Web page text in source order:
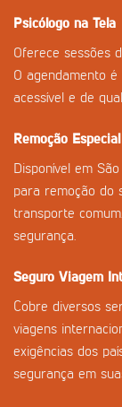
Psicólogo na Tela
Oferece sessões
O agendamento
acessível e de
Remoção Especial
Disponível em
para remoção do
transporte
segurança.
Seguro Viagem
Cobre diversos
viagens
exigências dos
segurança em